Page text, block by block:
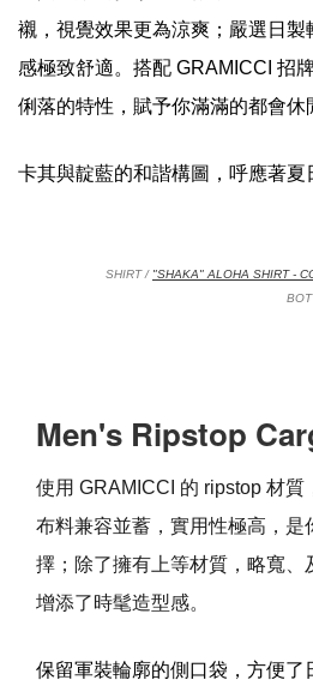
襯，視覺效果更為涼爽；嚴選日
感極致舒適。搭配 GRAMICCI 招
俐落的特性，賦予你滿滿的都會休
卡其與靛藍的和諧構圖，呼應著夏
SHIRT / "SHAKA" ALOHA SHIRT -
Men's Ripstop
使用 GRAMICCI 的 ripstop 材質
布料兼容並蓄，實用性極高，是
擇；除了擁有上等材質，略寬、
增添了時髦造型感。
保留軍裝輪廓的側口袋，方便了